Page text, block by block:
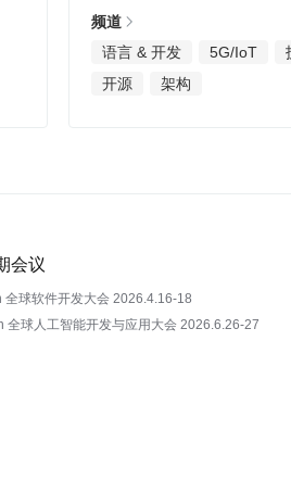
频道
语言 & 开发
5G/IoT
开源
架构
会议
全球软件开发大会 2026.4.16-18
全球人工智能开发与应用大会 2026.6.26-27